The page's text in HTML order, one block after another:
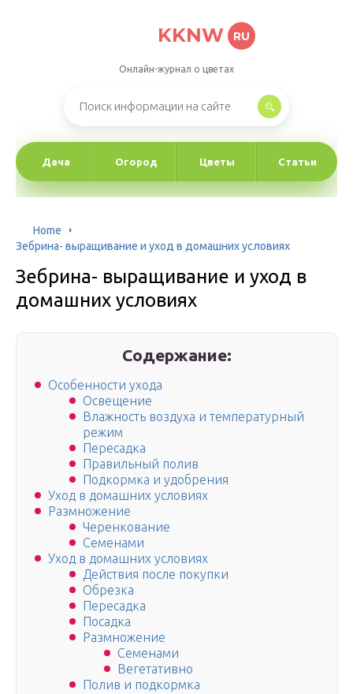
KKNW RU
Онлайн-журнал о цветах
Дача Огород Цветы Статьи
Home
Зебрина- выращивание и уход в домашних условиях
Зебрина- выращивание и уход в
домашних условиях
Содержание:
Особенности ухода
Освещение
Влажность воздуха и температурный
режим
Пересадка
Правильный полив
Подкормка и удобрения
Уход в домашних условиях
Размножение
Черенкование
Семенами
Уход в домашних условиях
Действия после покупки
Обрезка
Пересадка
Посадка
Размножение
Семенами
Вегетативно
Полив и подкормка